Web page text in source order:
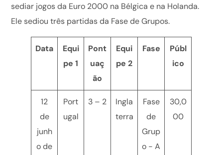
sediar jogos da Euro 2000 na Bélgica e na Holanda.
Ele sediou três partidas da Fase de Grupos.
Data
Equi
pe 1
Pont
uaç
ão
Equi
pe 2
Fase
Públ
ico
12
de
junh
o de
Port
ugal
3 – 2
Ingla
terra
Fase
de
Grup
o - A
30,0
00